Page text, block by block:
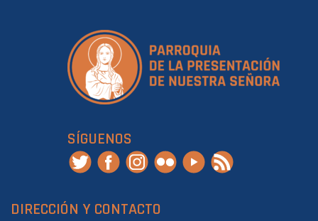
SÍGUENOS
DIRECCIÓN Y CONTACTO